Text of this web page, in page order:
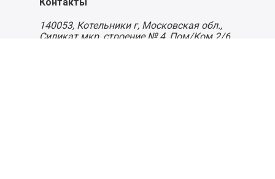
140053, Котельники г, Московская обл.,
Силикат мкр, строение № 4, Пом/Ком 2/6